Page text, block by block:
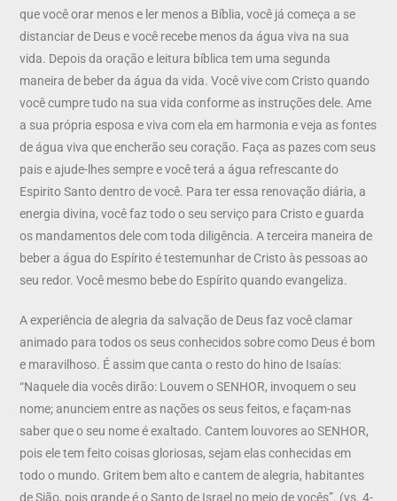
que você orar menos e ler menos a Bíblia, você já começa a se
distanciar de Deus e você recebe menos da água viva na sua
vida. Depois da oração e leitura bíblica tem uma segunda
maneira de beber da água da vida. Você vive com Cristo quando
você cumpre tudo na sua vida conforme as instruções dele. Ame
a sua própria esposa e viva com ela em harmonia e veja as fontes
de água viva que encherão seu coração. Faça as pazes com seus
pais e ajude-lhes sempre e você terá a água refrescante do
Espirito Santo dentro de você. Para ter essa renovação diária, a
energia divina, você faz todo o seu serviço para Cristo e guarda
os mandamentos dele com toda diligência. A terceira maneira de
beber a água do Espírito é testemunhar de Cristo às pessoas ao
seu redor. Você mesmo bebe do Espírito quando evangeliza.
A experiência de alegria da salvação de Deus faz você clamar
animado para todos os seus conhecidos sobre como Deus é bom
e maravilhoso. É assim que canta o resto do hino de Isaías:
“Naquele dia vocês dirão: Louvem o SENHOR, invoquem o seu
nome; anunciem entre as nações os seus feitos, e façam-nas
saber que o seu nome é exaltado. Cantem louvores ao SENHOR,
pois ele tem feito coisas gloriosas, sejam elas conhecidas em
todo o mundo. Gritem bem alto e cantem de alegria, habitantes
de Sião, pois grande é o Santo de Israel no meio de vocês”. (vs. 4-